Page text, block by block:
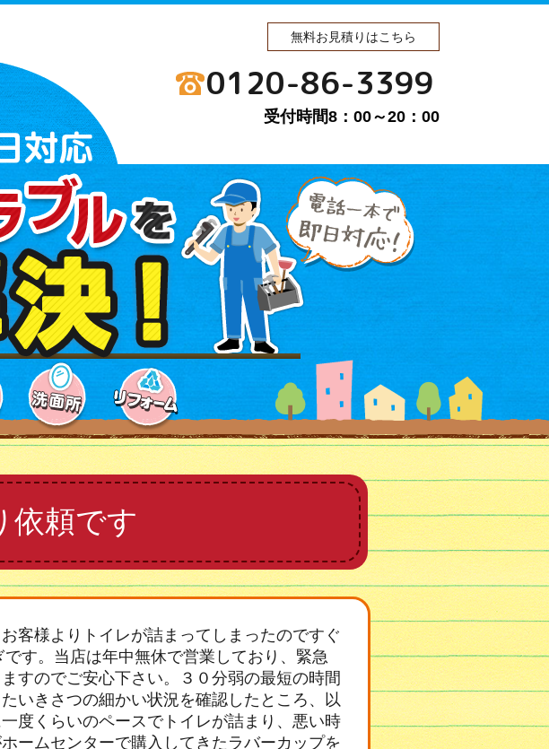
無料お見積りはこちら
0120-86-3399
受付時間8：00～20：00
頼です
客様よりトイレが詰まってしまったのですぐ
す。当店は年中無休で営業しており、緊急
すのでご安心下さい。３０分弱の最短の時間
いきさつの細かい状況を確認したところ、以
度くらいのペースでトイレが詰まり、悪い時
ームセンターで購入してきたラバーカップを